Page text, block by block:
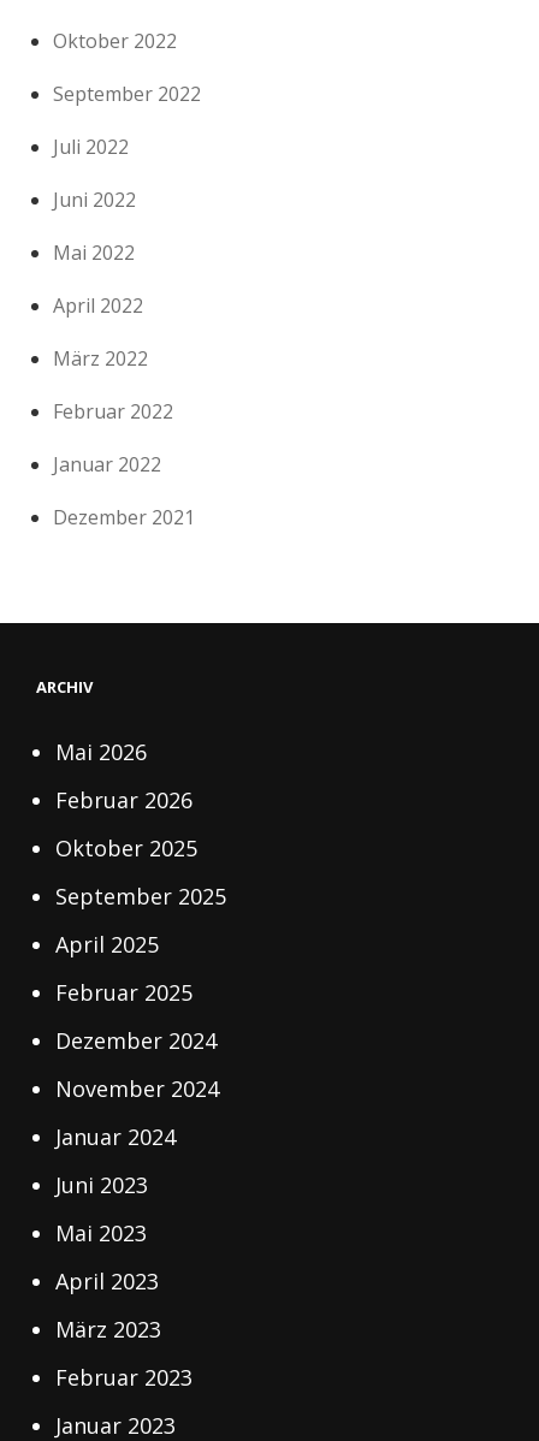
Oktober 2022
September 2022
Juli 2022
Juni 2022
Mai 2022
April 2022
März 2022
Februar 2022
Januar 2022
Dezember 2021
ARCHIV
Mai 2026
Februar 2026
Oktober 2025
September 2025
April 2025
Februar 2025
Dezember 2024
November 2024
Januar 2024
Juni 2023
Mai 2023
April 2023
März 2023
Februar 2023
Januar 2023